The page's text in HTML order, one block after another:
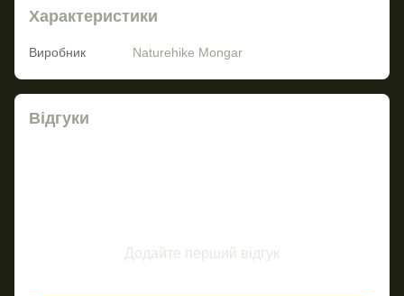
Характеристики
Виробник Naturehike Mongar
Відгуки
Додайте перший відгук